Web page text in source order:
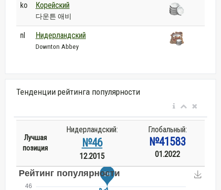
ko Корейский
다운튼 애비
nl Нидерландский
Downton Abbey
Тенденции рейтинга популярности
Лучшая
позиция
Нидерландский:
№46
12.2015
Глобальный:
№41583
01.2022